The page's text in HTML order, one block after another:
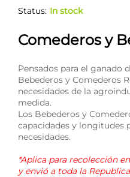
Status: In stock
Comederos y
Pensados para el ganado
Bebederos y Comederos
necesidades de la
medida.
Los Bebederos y
capacidades y longitudes
necesidades.
*Aplica para recolección
y envió a toda la